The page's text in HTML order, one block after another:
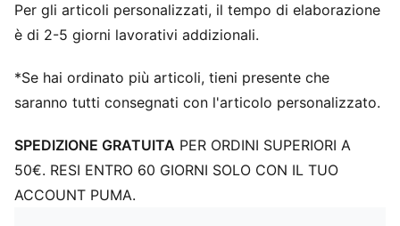
Per gli articoli personalizzati, il tempo di elaborazione
è di 2-5 giorni lavorativi addizionali.
*Se hai ordinato più articoli, tieni presente che
saranno tutti consegnati con l'articolo personalizzato.
SPEDIZIONE GRATUITA PER ORDINI SUPERIORI A
50€. RESI ENTRO 60 GIORNI SOLO CON IL TUO
ACCOUNT PUMA.